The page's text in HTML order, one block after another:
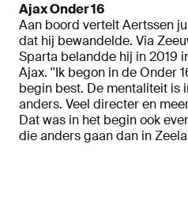
Ajax Onder 16
Aan boord vertelt Aertssen
dat hij bewandelde. Via
Sparta belandde hij in 2019
Ajax. ''Ik begon in de Onder
begin best. De mentaliteit is
anders. Veel directer en
Dat was in het begin ook
die anders gaan dan in